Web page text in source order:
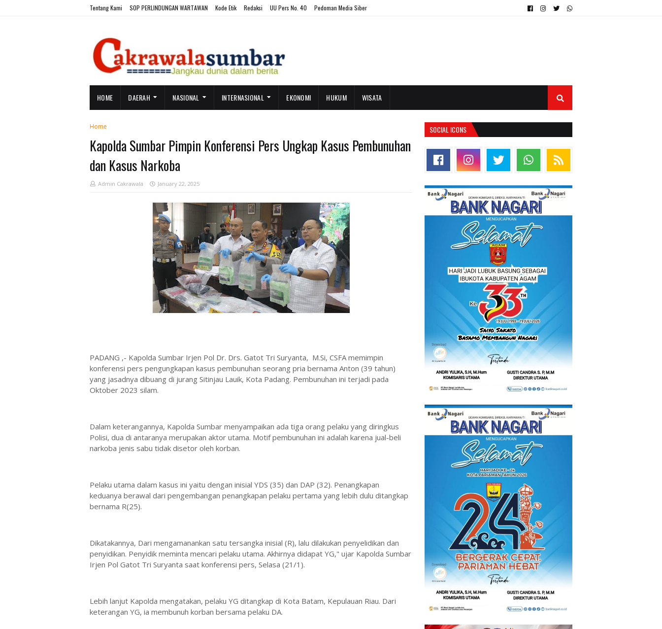
Tentang Kami SOP PERLINDUNGAN WARTAWAN Kode Etik Redaksi UU Pers No. 40 Pedoman Media Siber
HOME DAERAH NASIONAL INTERNASIONAL EKONOMI HUKUM WISATA
Home
Kapolda Sumbar Pimpin Konferensi Pers Ungkap Kasus Pembunuhan
dan Kasus Narkoba
Admin Cakrawala January 22, 2025
PADANG ,- Kapolda Sumbar Irjen Pol Dr. Drs. Gatot Tri Suryanta, M.Si, CSFA memimpin
konferensi pers pengungkapan kasus pembunuhan seorang pria bernama Anton (39 tahun)
yang jasadnya dibuang di jurang Sitinjau Lauik, Kota Padang. Pembunuhan ini terjadi pada
Oktober 2023 silam.
Dalam keterangannya, Kapolda Sumbar menyampaikan ada tiga orang pelaku yang diringkus
Polisi, dua di antaranya merupakan aktor utama. Motif pembunuhan ini adalah karena jual-beli
narkoba jenis sabu tidak disetor oleh korban.
Pelaku utama dalam kasus ini yaitu dengan inisial YDS (35) dan DAP (32). Penangkapan
keduanya berawal dari pengembangan penangkapan pelaku pertama yang lebih dulu ditangkap
bernama R(25).
Dikatakannya, Dari mengamanankan satu tersangka inisial (R), lalu dilakukan penyelidikan dan
penyidikan. Penyidik meminta mencari pelaku utama. Akhirnya didapat YG," ujar Kapolda Sumbar
Irjen Pol Gatot Tri Suryanta saat konferensi pers, Selasa (21/1).
Lebih lanjut Kapolda mengatakan, pelaku YG ditangkap di Kota Batam, Kepulauan Riau. Dari
keterangan YG, ia membunuh korban bersama pelaku DA.
SOCIAL ICONS